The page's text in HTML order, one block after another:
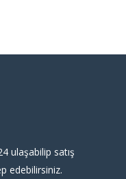
ulaşabilip satış
edebilirsiniz.